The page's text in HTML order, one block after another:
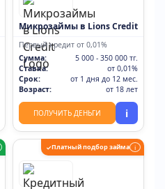
Микрозаймы в Lions Credit
Первый кредит от 0,01%
Сумма:
5 000 - 350 000 тг.
Ставка:
от 0,01%
Срок:
от 1 дня до 12 мес.
Возраст:
от 18 лет
ПОЛУЧИТЬ ДЕНЬГИ i
✓Платный подбор займа i